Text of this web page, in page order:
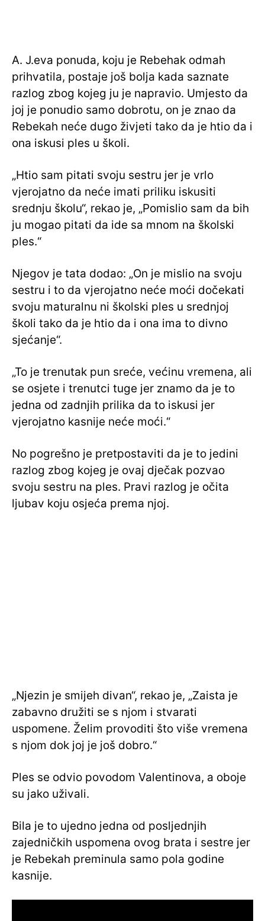
A. J.eva ponuda, koju je Rebehak odmah
prihvatila, postaje još bolja kada saznate
razlog zbog kojeg ju je napravio. Umjesto da
joj je ponudio samo dobrotu, on je znao da
Rebekah neće dugo živjeti tako da je htio da i
ona iskusi ples u školi.
„Htio sam pitati svoju sestru jer je vrlo
vjerojatno da neće imati priliku iskusiti
srednju školu“, rekao je, „Pomislio sam da bih
ju mogao pitati da ide sa mnom na školski
ples.“
Njegov je tata dodao: „On je mislio na svoju
sestru i to da vjerojatno neće moći dočekati
svoju maturalnu ni školski ples u srednjoj
školi tako da je htio da i ona ima to divno
sjećanje“.
„To je trenutak pun sreće, većinu vremena, ali
se osjete i trenutci tuge jer znamo da je to
jedna od zadnjih prilika da to iskusi jer
vjerojatno kasnije neće moći.“
No pogrešno je pretpostaviti da je to jedini
razlog zbog kojeg je ovaj dječak pozvao
svoju sestru na ples. Pravi razlog je očita
ljubav koju osjeća prema njoj.
„Njezin je smijeh divan“, rekao je, „Zaista je
zabavno družiti se s njom i stvarati
uspomene. Želim provoditi što više vremena
s njom dok joj je još dobro.“
Ples se odvio povodom Valentinova, a oboje
su jako uživali.
Bila je to ujedno jedna od posljednjih
zajedničkih uspomena ovog brata i sestre jer
je Rebekah preminula samo pola godine
kasnije.